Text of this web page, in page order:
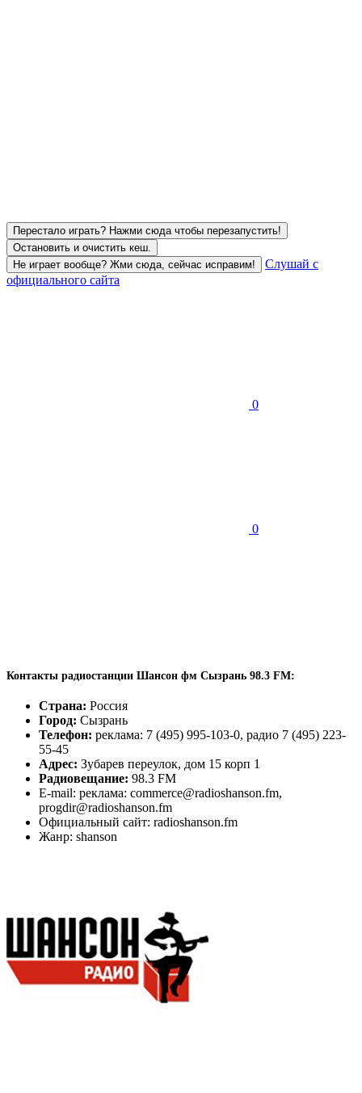
Перестало играть? Нажми сюда чтобы перезапустить!
Остановить и очистить кеш.
Не играет вообще? Жми сюда, сейчас исправим!
Слушай с
официального сайта
0
0
Контакты радиостанции Шансон фм Сызрань 98.3 FM:
Страна: Россия
Город: Сызрань
Телефон: реклама: 7 (495) 995-103-0, радио 7 (495) 223-
55-45
Адрес: Зубарев переулок, дом 15 корп 1
Радиовещание: 98.3 FM
E-mail: реклама: commerce@radioshanson.fm,
progdir@radioshanson.fm
Официальный сайт: radioshanson.fm
Жанр: shanson